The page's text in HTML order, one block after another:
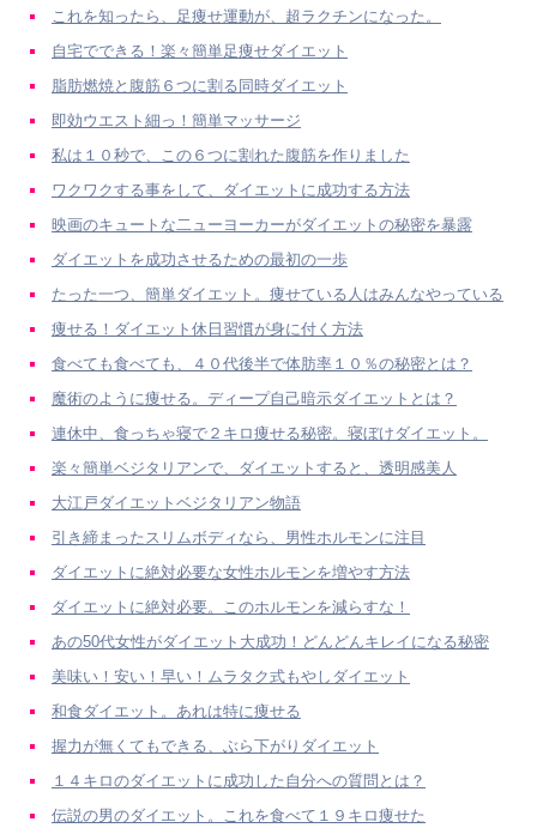
これを知ったら、足痩せ運動が、超ラクチンになった。
自宅でできる！楽々簡単足痩せダイエット
脂肪燃焼と腹筋６つに割る同時ダイエット
即効ウエスト細っ！簡単マッサージ
私は１０秒で、この６つに割れた腹筋を作りました
ワクワクする事をして、ダイエットに成功する方法
映画のキュートな二ューヨーカーがダイエットの秘密を暴露
ダイエットを成功させるための最初の一歩
たった一つ、簡単ダイエット。痩せている人はみんなやっている
痩せる！ダイエット休日習慣が身に付く方法
食べても食べても、４０代後半で体肪率１０％の秘密とは？
魔術のように痩せる。ディープ自己暗示ダイエットとは？
連休中、食っちゃ寝で２キロ痩せる秘密。寝ぼけダイエット。
楽々簡単ベジタリアンで、ダイエットすると、透明感美人
大江戸ダイエットベジタリアン物語
引き締まったスリムボディなら、男性ホルモンに注目
ダイエットに絶対必要な女性ホルモンを増やす方法
ダイエットに絶対必要。このホルモンを減らすな！
あの50代女性がダイエット大成功！どんどんキレイになる秘密
美味い！安い！早い！ムラタク式もやしダイエット
和食ダイエット。あれは特に痩せる
握力が無くてもできる、ぶら下がりダイエット
１４キロのダイエットに成功した自分への質問とは？
伝説の男のダイエット。これを食べて１９キロ痩せた